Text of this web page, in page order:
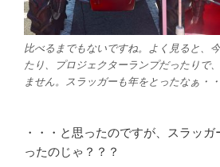
比べるまでもないですね。よく見ると、
たり、プロジェクターランプだったりで
ません。スラッガーも年をとったなぁ・・
・・・と思ったのですが、スラッ
ったのじゃ？？？